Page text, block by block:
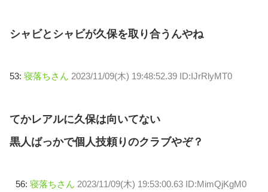
シャビとシャビが久保を取り合うんやね
53: 寝落ちさん 2023/11/09(木) 19:48:52.39 ID:IJrRlyMT0
てかレアルに久保は向いてない
黒人ばっかで個人技頼りのクラブやぞ？
56: 寝落ちさん 2023/11/09(木) 19:53:00.63 ID:MimQjKgM0